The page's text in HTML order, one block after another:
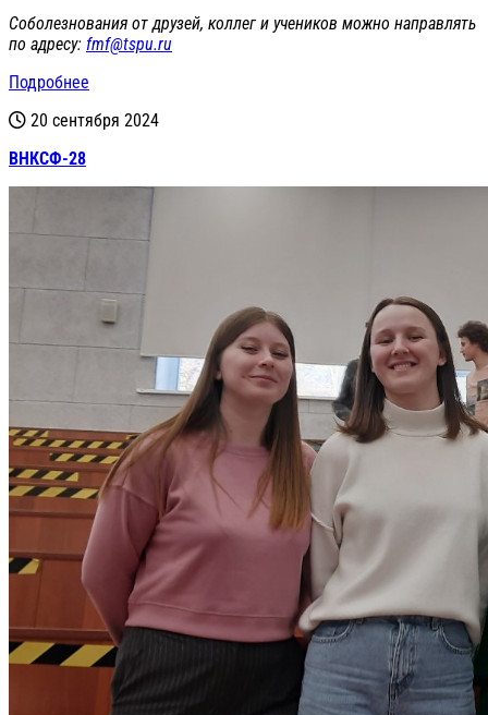
Соболезнования от друзей, коллег и учеников можно направлять
по адресу: fmf@tspu.ru
Подробнее
20 сентября 2024
ВНКСФ-28